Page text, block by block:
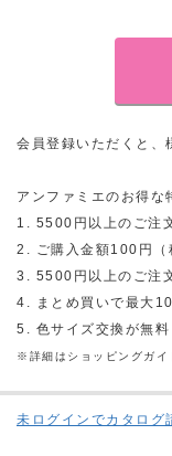
会員登録いただくと、
アンファミエのお得な
1. 5500円以上のご注
2. ご購入金額100円（
3. 5500円以上のご注
4. まとめ買いで最大10
5. 色サイズ交換が無料
※詳細はショッピングガイ
未ログインでカタログ